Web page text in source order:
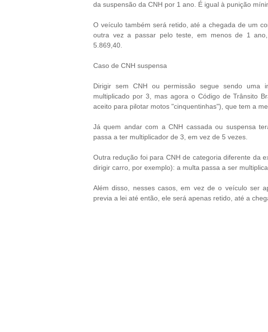
da suspensão da CNH por 1 ano. É igual à punição
O veículo também será retido, até a chegada de um
outra vez a passar pelo teste, em menos de 1
5.869,40.
Caso de CNH suspensa
Dirigir sem CNH ou permissão segue sendo uma
multiplicado por 3, mas agora o Código de Trânsito
aceito para pilotar motos "cinquentinhas"), que tem a
Já quem andar com a CNH cassada ou suspensa
passa a ter multiplicador de 3, em vez de 5 vezes.
Outra redução foi para CNH de categoria diferente da
dirigir carro, por exemplo): a multa passa a ser
Além disso, nesses casos, em vez de o veículo ser
previa a lei até então, ele será apenas retido, até a